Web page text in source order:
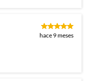
hace 9 meses